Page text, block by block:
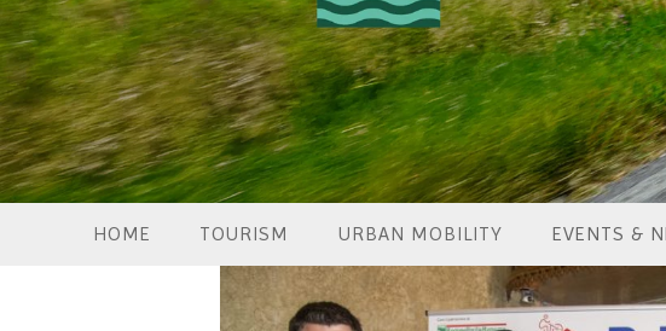
HOME TOURISM URBAN MOBILITY EVENTS &